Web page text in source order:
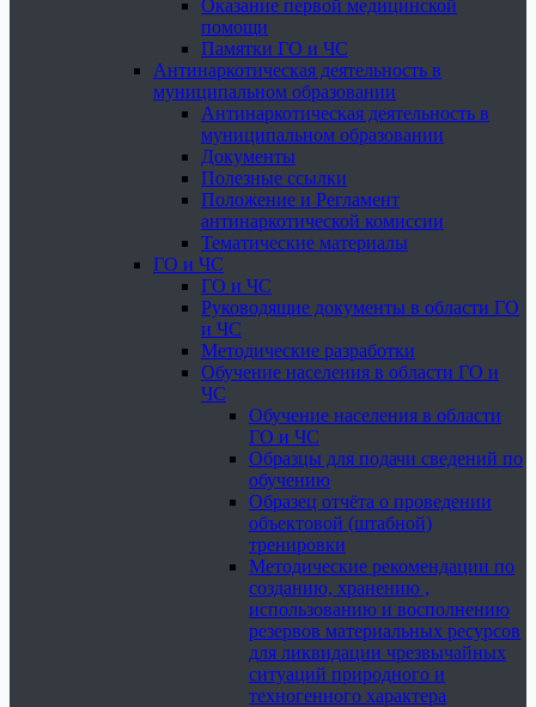
Оказание первой медицинской
помощи
Памятки ГО и ЧС
Антинаркотическая деятельность в
муниципальном образовании
Антинаркотическая деятельность в
муниципальном образовании
Документы
Полезные ссылки
Положение и Регламент
антинаркотической комиссии
Тематические материалы
ГО и ЧС
ГО и ЧС
Руководящие документы в области ГО
и ЧС
Методические разработки
Обучение населения в области ГО и
ЧС
Обучение населения в области
ГО и ЧС
Образцы для подачи сведений по
обучению
Образец отчёта о проведении
объектовой (штабной)
тренировки
Методические рекомендации по
созданию, хранению ,
использованию и восполнению
резервов материальных ресурсов
для ликвидации чрезвычайных
ситуаций природного и
техногенного характера